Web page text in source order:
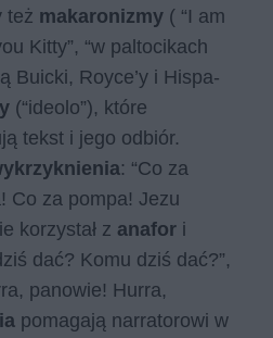
też makaronizmy ( “I am
Kit­ty”, “w pal­to­ci­kach
Bu­ic­ki, Roy­ce­’y i Hi­spa­
(“ide­olo”), które
tekst i jego odbiór.
: “Co za
Co za pompa! Jezu
korzystał z anafor i
dać? Komu dziś dać?”,
panowie! Hurra,
pomagają narratorowi w